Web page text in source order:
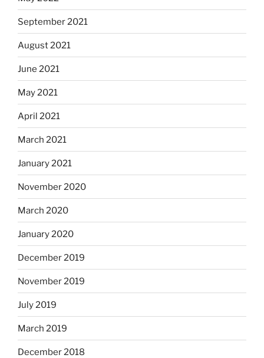
September 2021
August 2021
June 2021
May 2021
April 2021
March 2021
January 2021
November 2020
March 2020
January 2020
December 2019
November 2019
July 2019
March 2019
December 2018